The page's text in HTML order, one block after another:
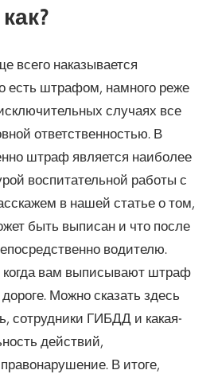
всего наказывается
есть штрафом, намного реже
случаях все
ответственностью. В
штраф является наиболее
воспитательной работы с
в нашей статье о том,
быть выписан и что после
водителю.
когда вам выписывают штраф
Можно сказать здесь
сотрудники ГИБДД и какая-
действий,
В итоге,